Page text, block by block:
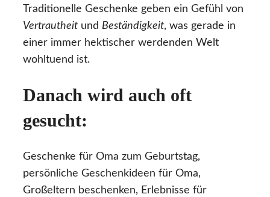
Traditionelle Geschenke geben ein Gefühl von
Vertrautheit und Beständigkeit, was gerade in
einer immer hektischer werdenden Welt
wohltuend ist.
Danach wird auch oft
gesucht:
Geschenke für Oma zum Geburtstag,
persönliche Geschenkideen für Oma,
Großeltern beschenken, Erlebnisse für